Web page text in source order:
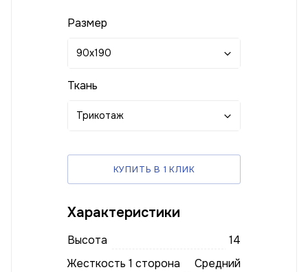
Размер
90x190
Ткань
Трикотаж
КУПИТЬ В 1 КЛИК
Характеристики
Высота
14
Жесткость 1 сторона
Средний